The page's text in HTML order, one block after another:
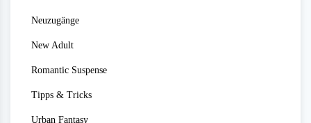
Neuzugänge
New Adult
Romantic Suspense
Tipps & Tricks
Urban Fantasy